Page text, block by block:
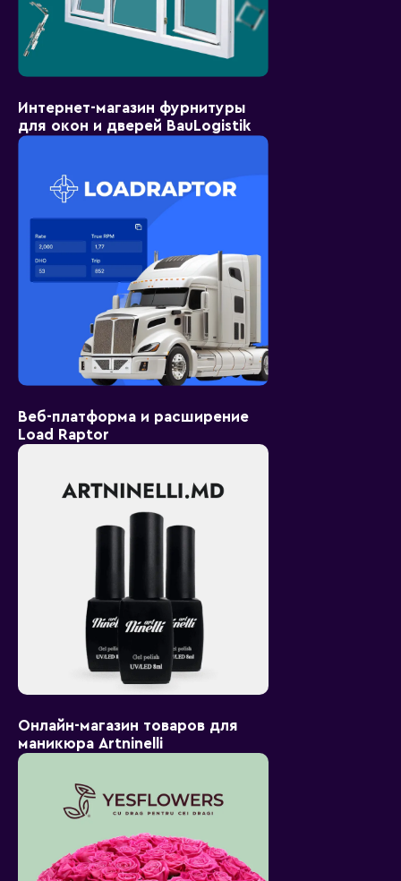
Интернет-магазин фурнитуры
для окон и дверей BauLogistik
Веб-платформа и расширение
Load Raptor
Онлайн-магазин товаров для
маникюра Artninelli